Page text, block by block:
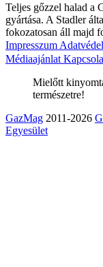
Teljes gőzzel halad a
gyártása. A Stadler
fokozatosan áll majd
Impresszum
Médiaajánlat
Mielőtt
természetre!
GazMag 2011-2026
Egyesület